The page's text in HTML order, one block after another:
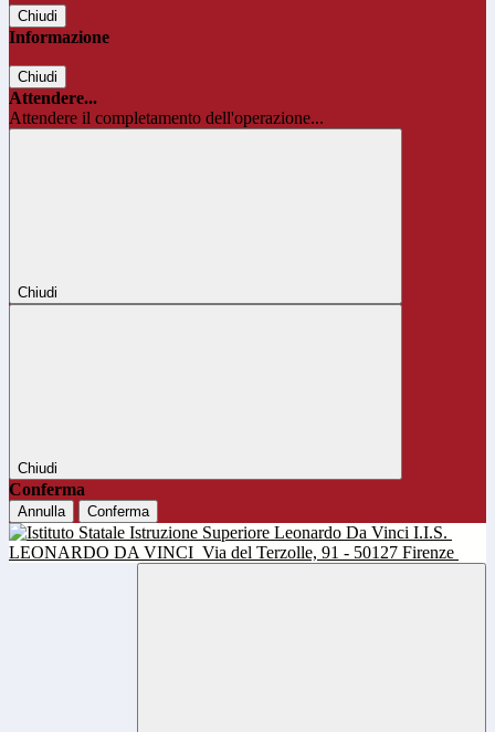
Chiudi
Informazione
Chiudi
Attendere...
Attendere il completamento dell'operazione...
Chiudi
Chiudi
Conferma
Annulla Conferma
I.I.S.
LEONARDO DA VINCI Via del Terzolle, 91 - 50127 Firenze